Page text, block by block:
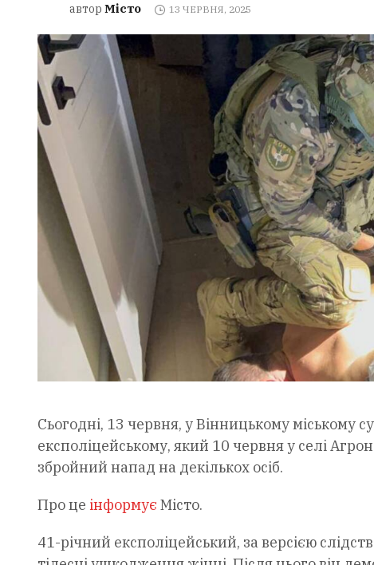
автор Місто 13 ЧЕРВНЯ, 2025
Сьогодні, 13 червня, у Вінницькому міському
експоліцейському, який 10 червня у селі
збройний напад на декількох осіб.
Про це інформує Місто.
41-річний експоліцейський, за версією